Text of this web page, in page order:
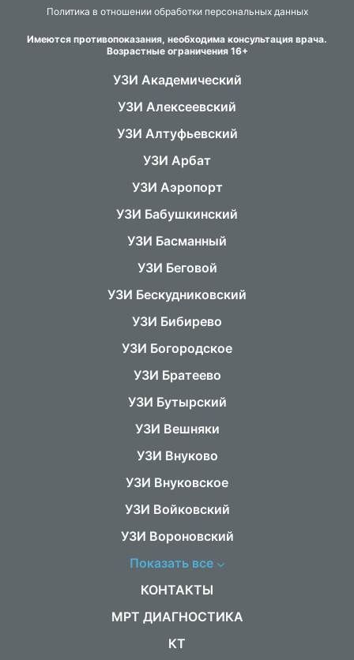
Политика в отношении обработки персональных данных
Имеются противопоказания, необходима консультация врача.
Возрастные ограничения 16+
УЗИ Академический
УЗИ Алексеевский
УЗИ Алтуфьевский
УЗИ Арбат
УЗИ Аэропорт
УЗИ Бабушкинский
УЗИ Басманный
УЗИ Беговой
УЗИ Бескудниковский
УЗИ Бибирево
УЗИ Богородское
УЗИ Братеево
УЗИ Бутырский
УЗИ Вешняки
УЗИ Внуково
УЗИ Внуковское
УЗИ Войковский
УЗИ Вороновский
Показать все
КОНТАКТЫ
МРТ ДИАГНОСТИКА
КТ